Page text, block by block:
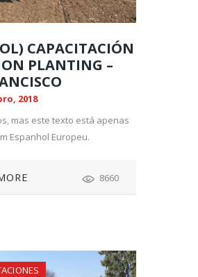
CAPACITACIÓN
PLANTING –
2018
mas este texto está apenas
Espanhol Europeu.
8660